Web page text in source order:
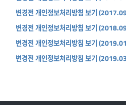
변경전 개인정보처리방침 보기
변경전 개인정보처리방침 보기
변경전 개인정보처리방침 보기
변경전 개인정보처리방침 보기